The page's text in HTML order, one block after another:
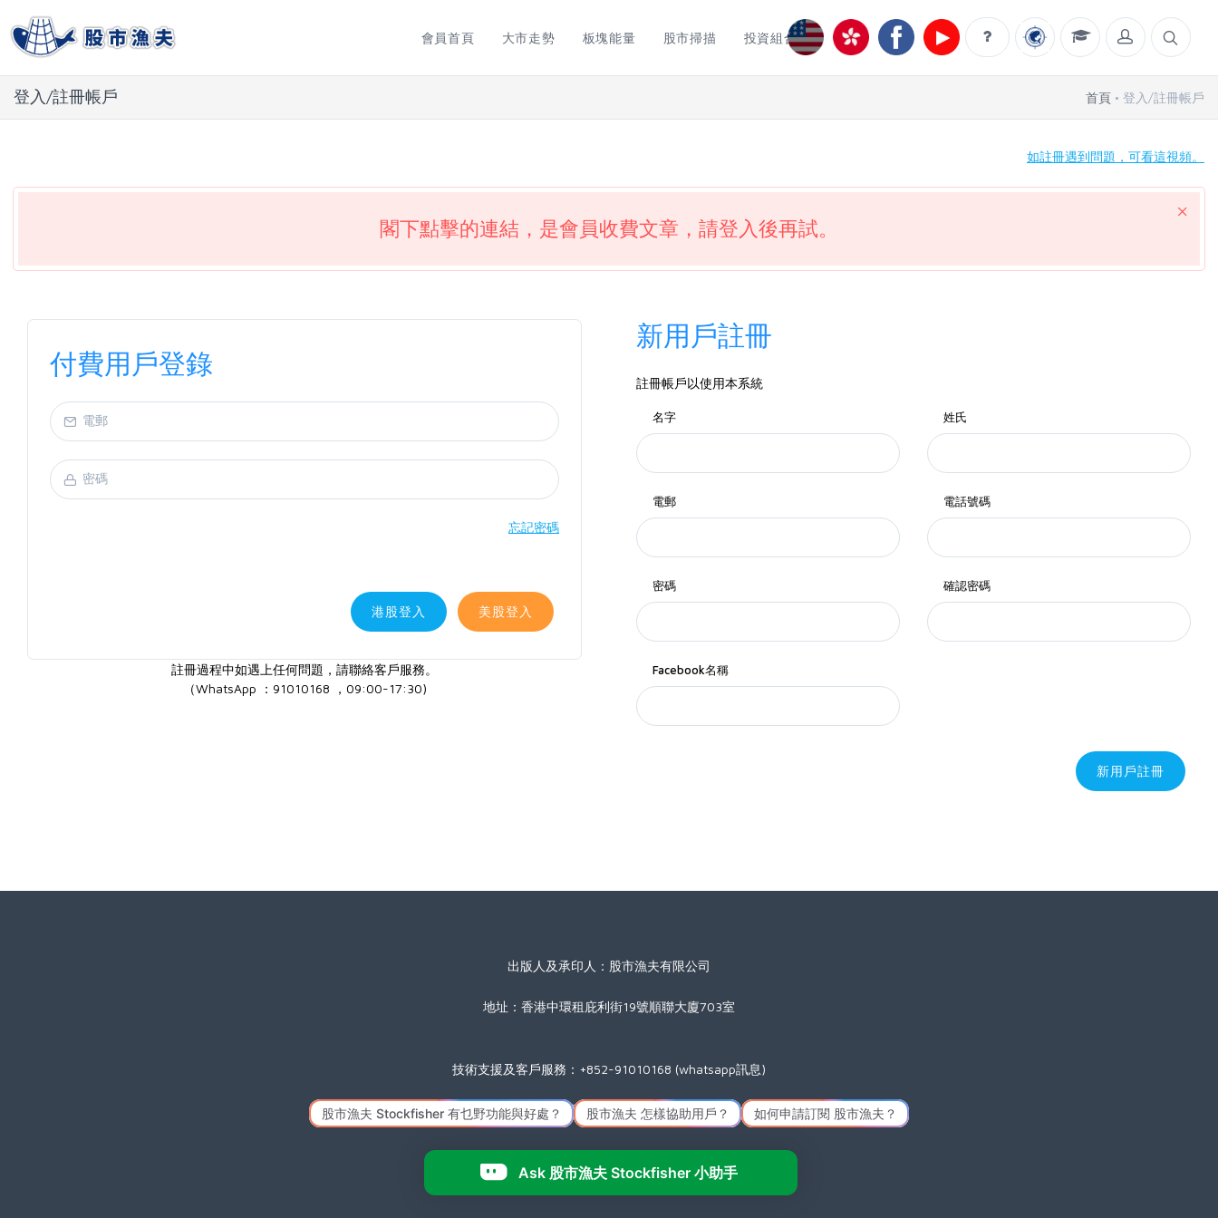
會員首頁 大市走勢 板塊能量 股市掃描 投資組合
登入/註冊帳戶 首頁 登入/註冊帳戶
如註冊遇到問題，可看這視頻。
閣下點擊的連結，是會員收費文章，請登入後再試。
付費用戶登錄
忘記密碼
港股登入 美股登入
註冊過程中如遇上任何問題，請聯絡客戶服務。
（WhatsApp ：91010168 ，09:00-17:30)
新用戶註冊
註冊帳戶以使用本系統
名字 姓氏
電郵 電話號碼
密碼 確認密碼
Facebook名稱
新用戶註冊
出版人及承印人：股市漁夫有限公司
地址：香港中環租庇利街19號順聯大廈703室
技術支援及客戶服務：+852-91010168 (whatsapp訊息)
星期一至五(公眾假期除外) 09:00 至 17:30
Icon made byFreepikfromwww.flaticon.com